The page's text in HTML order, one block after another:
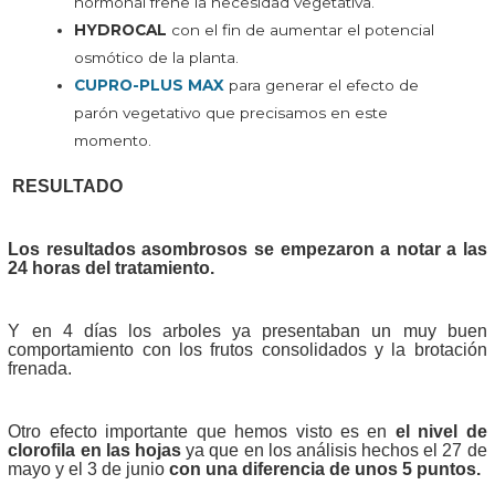
HYDROCAL con el fin de aumentar el potencial
osmótico de la planta.
CUPRO-PLUS MAX para generar el efecto de
parón vegetativo que precisamos en este
momento.
RESULTADO
Los resultados asombrosos se empezaron a notar a las
24 horas del tratamiento.
Y en 4 días los arboles ya presentaban un muy buen
comportamiento con los frutos consolidados y la brotación
frenada.
Otro efecto importante que hemos visto es en el nivel de
clorofila en las hojasya que en los análisis hechos el 27 de
mayo y el 3 de juniocon una diferencia de unos 5 puntos.